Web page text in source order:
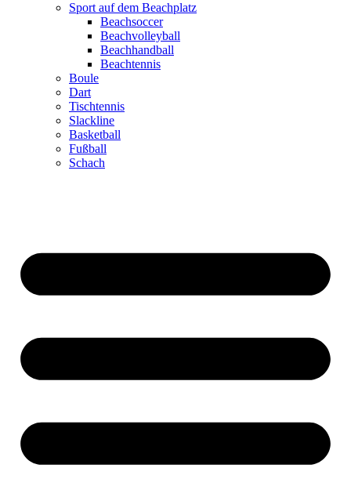
Sport auf dem Beachplatz
Beachsoccer
Beachvolleyball
Beachhandball
Beachtennis
Boule
Dart
Tischtennis
Slackline
Basketball
Fußball
Schach